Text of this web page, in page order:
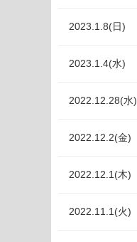
2023.1.8(日)
2023.1.4(水)
2022.12.28(水)
2022.12.2(金)
2022.12.1(木)
2022.11.1(火)